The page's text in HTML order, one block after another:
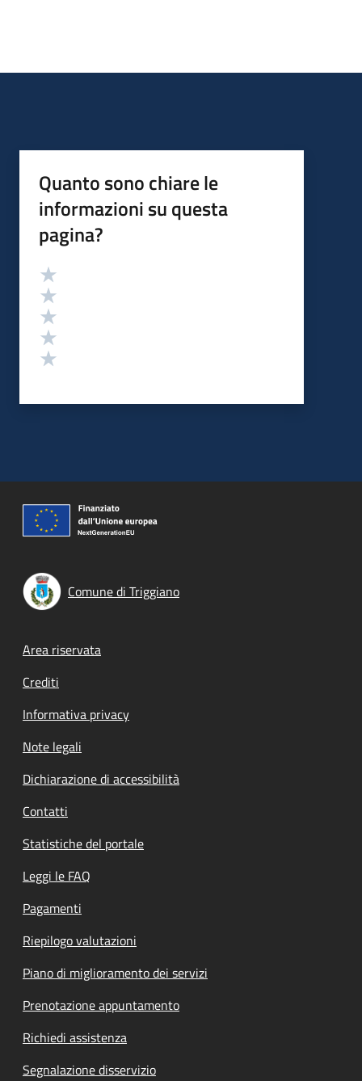
Quanto sono chiare le
informazioni su questa
pagina?
Valutazione
Comune di Triggiano
Footer menu
Area riservata
Crediti
Informativa privacy
Note legali
Dichiarazione di accessibilità
Contatti
Statistiche del portale
Leggi le FAQ
Pagamenti
Riepilogo valutazioni
Piano di miglioramento dei servizi
Prenotazione appuntamento
Richiedi assistenza
Segnalazione disservizio